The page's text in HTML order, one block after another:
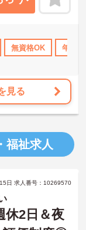
あり 社会保険完備
無資格OK 年間
見る
福祉求人
日 求人番号：10269570
休2日＆夜